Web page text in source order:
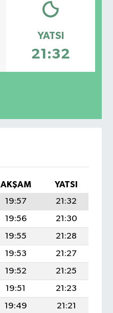
YATSI
21:32
AKŞAM
YATSI
19:57
21:32
19:56
21:30
19:55
21:28
19:53
21:27
19:52
21:25
19:51
21:23
19:49
21:21